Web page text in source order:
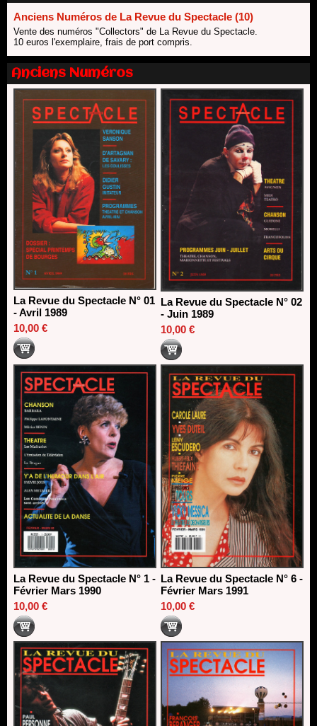
Le palmarès des prix SACD 2026
18/06/2026
Les 10 lauréats du Fonds Grandes Formes Théâtre 2026
SACD
13/06/2026
Nomination de Nathalie Garraud et Olivier Saccomano à la
direction du Théâtre de Gennevilliers - CDN
13/06/2026
Dispositif SACD Auteurs d'espaces : les lauréats 2026
18/03/2026
Anciens Numéros de La Revue du Spectacle (10)
Vente des numéros "Collectors" de La Revue du Spectacle.
10 euros l'exemplaire, frais de port compris.
Anciens Numéros
La Revue du Spectacle N° 01
- Avril 1989
10,00 €
La Revue du Spectacle N° 02
- Juin 1989
10,00 €
La Revue du Spectacle N° 1 -
Février Mars 1990
10,00 €
La Revue du Spectacle N° 6 -
Février Mars 1991
10,00 €